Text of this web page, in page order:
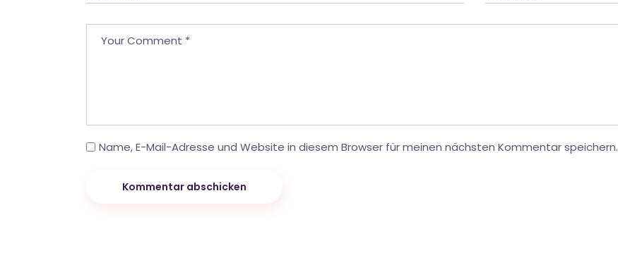
Name, E-Mail-Adresse und Website in diesem Browser für meinen nächsten Kommentar speichern.
Kommentar abschicken